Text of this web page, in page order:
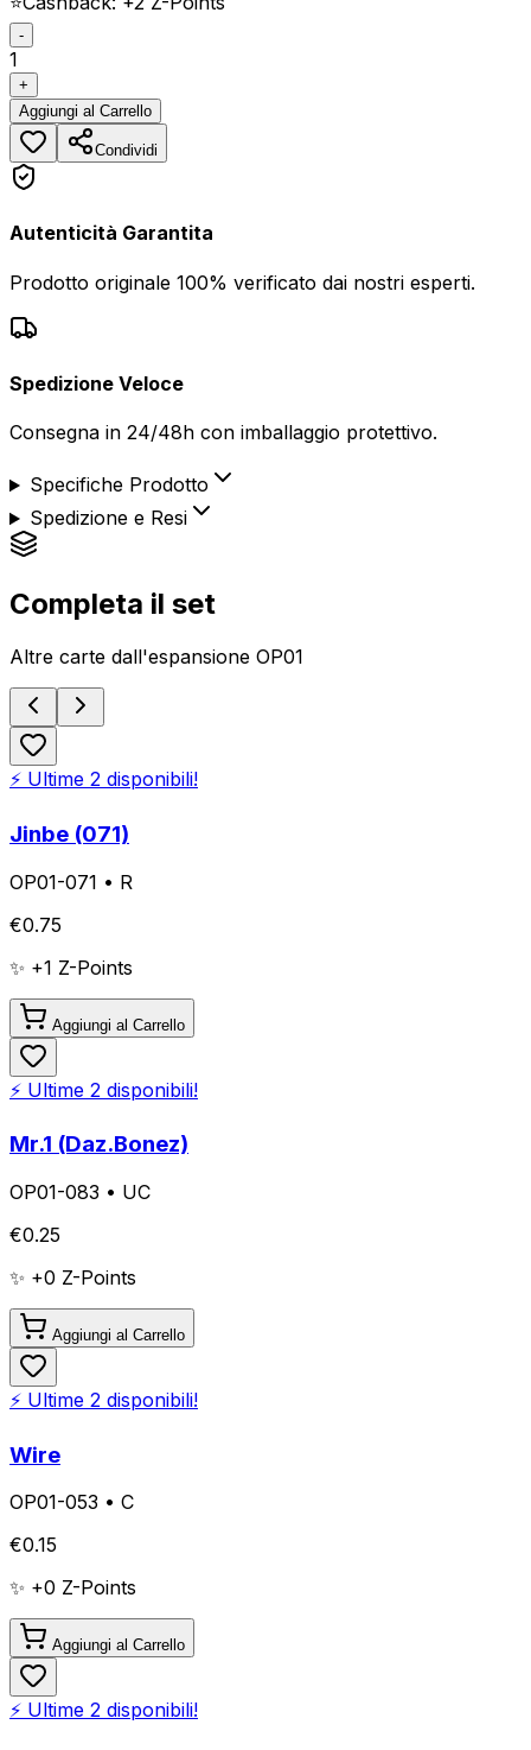
-
1
+
Aggiungi al Carrello
Condividi
Autenticità Garantita
Prodotto originale 100% verificato dai nostri esperti.
Spedizione Veloce
Consegna in 24/48h con imballaggio protettivo.
Specifiche Prodotto
Spedizione e Resi
Completa il set
Altre carte dall'espansione OP01
⚡ Ultime 2 disponibili!
Jinbe (071)
OP01-071 • R
€0.75
✨ +1 Z-Points
Aggiungi al Carrello
⚡ Ultime 2 disponibili!
Mr.1 (Daz.Bonez)
OP01-083 • UC
€0.25
✨ +0 Z-Points
Aggiungi al Carrello
⚡ Ultime 2 disponibili!
Wire
OP01-053 • C
€0.15
✨ +0 Z-Points
Aggiungi al Carrello
⚡ Ultime 2 disponibili!